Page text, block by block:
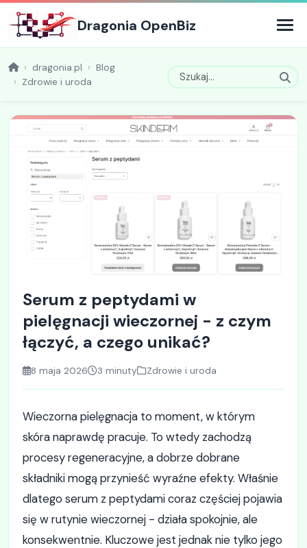
Dragonia OpenBiz
dragonia.pl
Blog
Zdrowie i uroda
Serum z peptydami w
pielęgnacji wieczornej - z czym
łączyć, a czego unikać?
8 maja 2026 3 minuty Zdrowie i uroda
Wieczorna pielęgnacja to moment, w którym
skóra naprawdę pracuje. To wtedy zachodzą
procesy regeneracyjne, a dobrze dobrane
składniki mogą przynieść wyraźne efekty. Właśnie
dlatego serum z peptydami coraz częściej pojawia
się w rutynie wieczornej - działa spokojnie, ale
konsekwentnie. Kluczowe jest jednak nie tylko jego